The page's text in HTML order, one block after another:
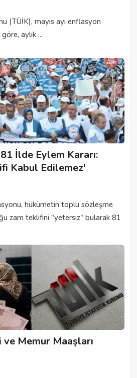
(TÜİK), mayıs ayı enflasyon
aylık ...
İlde Eylem Kararı:
Kabul Edilemez'
hükümetin toplu sözleşme
zam teklifini "yetersiz" bularak 81
ve Memur Maaşları